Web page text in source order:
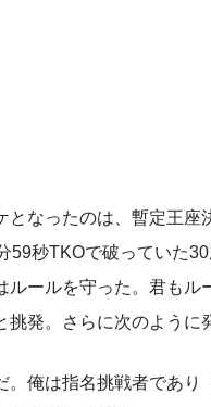
なったのは、暫定王座
59秒TKOで破っていた
ルールを守った。君も
発。さらに次のように
。俺は指名挑戦者であ